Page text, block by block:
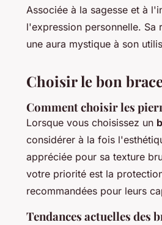
Associée à la sagesse et à
l'expression personnelle. Sa
une aura mystique à son
Choisir le bon
Comment choisir les
Lorsque vous choisissez un
considérer à la fois
appréciée pour sa texture
votre priorité est la
recommandées pour leurs
Tendances actuelles des